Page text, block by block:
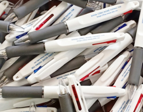
Bình nước thủy tinh có
dây xách
Liên hệ
Cốc giữ nhiệt 500ml
Liên hệ